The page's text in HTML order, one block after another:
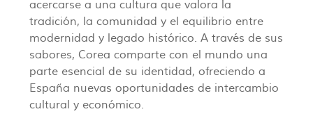
acercarse a una cultura que valora la
tradición, la comunidad y el equilibrio entre
modernidad y legado histórico. A través de sus
sabores, Corea comparte con el mundo una
parte esencial de su identidad, ofreciendo a
España nuevas oportunidades de intercambio
cultural y económico.